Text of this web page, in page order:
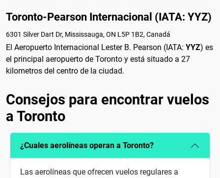
Toronto-Pearson Internacional (IATA: YYZ)
6301 Silver Dart Dr, Mississauga, ON L5P 1B2, Canadá
El Aeropuerto Internacional Lester B. Pearson (IATA: YYZ) es
el principal aeropuerto de Toronto y está situado a 27
kilometros del centro de la ciudad.
Consejos para encontrar vuelos
a Toronto
¿Cuales aerolíneas operan a Toronto?
Las aerolíneas que ofrecen vuelos regulares a